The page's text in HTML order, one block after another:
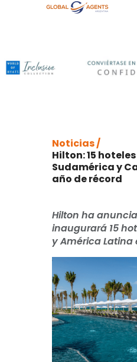
Noticias /
Hilton: 15
Sudamérica y
año de récord
Hilton ha
inaugurará 15
y América Latina